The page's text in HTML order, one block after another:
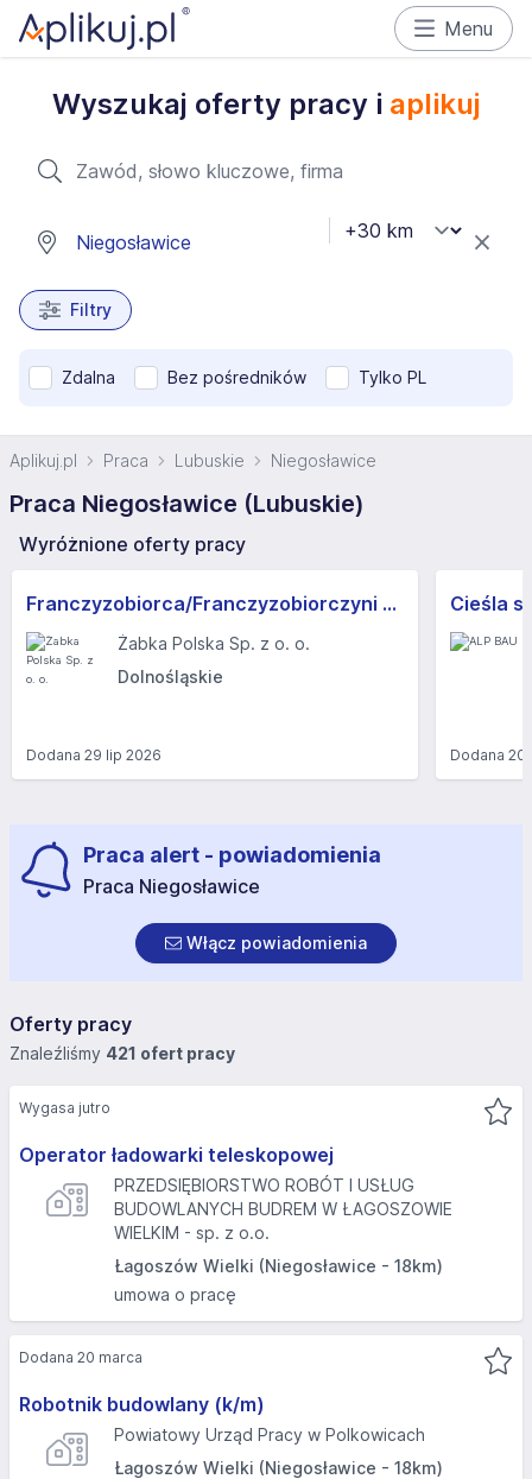
Menu
Wyszukaj oferty pracy i aplikuj
Filtry
Zdalna Bez pośredników Tylko PL
Aplikuj.pl Praca Lubuskie Niegosławice
Praca Niegosławice (Lubuskie)
Wyróżnione oferty pracy
Franczyzobiorca/Franczyzobiorczyni sklepu Żabka
Żabka Polska Sp. z o. o.
Dolnośląskie
Dodana 29 lip 2026
Cieśla
Dodana20
Praca alert - powiadomienia
Praca Niegosławice
Włącz powiadomienia
Oferty pracy
Znaleźliśmy 421 ofert pracy
Operator ładowarki teleskopowej
PRZEDSIĘBIORSTWO ROBÓT I USŁUG
BUDOWLANYCH BUDREM W ŁAGOSZOWIE
WIELKIM - sp. z o.o.
Łagoszów Wielki (Niegosławice - 18km)
umowa o pracę
Wygasa jutro
Robotnik budowlany (k/m)
Powiatowy Urząd Pracy w Polkowicach
Łagoszów Wielki (Niegosławice - 18km)
Dodana 20 marca